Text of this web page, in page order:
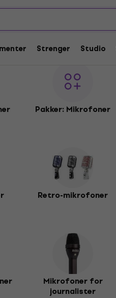
Strenger Studio
Pakker: Mikrofoner
Retro-mikrofoner
Mikrofoner for
journalister